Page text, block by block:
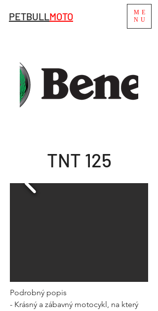
PETBULLMOTO
ME
NU
TNT 125
Podrobný popis
- Krásný a zábavný motocykl, na který